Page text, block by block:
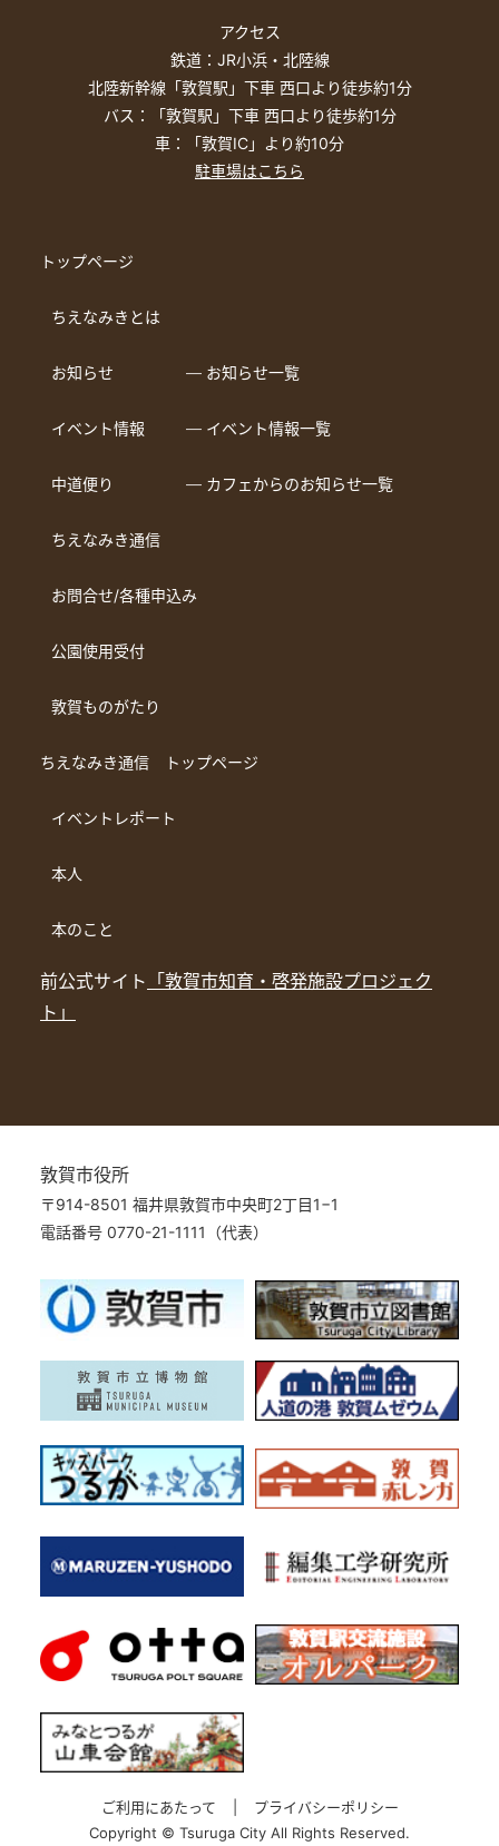
アクセス
鉄道：JR小浜・北陸線
北陸新幹線「敦賀駅」下車 西口より徒歩約1分
バス：「敦賀駅」下車 西口より徒歩約1分
車：「敦賀IC」より約10分
駐車場はこちら
トップページ
ちえなみきとは
お知らせ ― お知らせ一覧
イベント情報 ― イベント情報一覧
中道便り ― カフェからのお知らせ一覧
ちえなみき通信
お問合せ/各種申込み
公園使用受付
敦賀ものがたり
ちえなみき通信 トップページ
イベントレポート
本人
本のこと
前公式サイト 「敦賀市知育・啓発施設プロジェク
ト」
敦賀市役所
〒914-8501 福井県敦賀市中央町2丁目1−1
電話番号 0770-21-1111（代表）
ご利用にあたって
プライバシーポリシー
Copyright © Tsuruga City All Rights Reserved.